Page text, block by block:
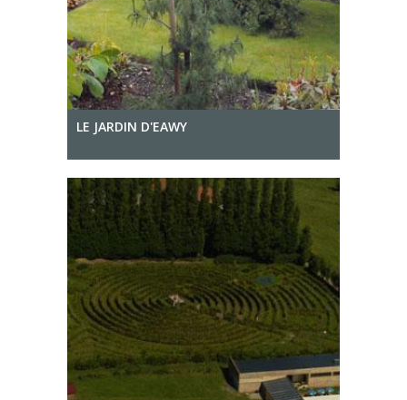
LE JARDIN D'EAWY